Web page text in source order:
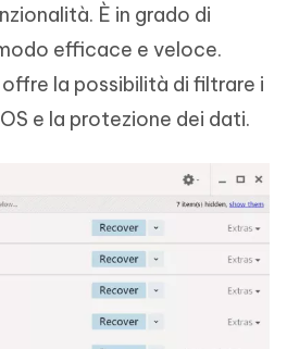
È in grado di
efficace e veloce.
la possibilità di filtrare i
e la protezione dei dati.